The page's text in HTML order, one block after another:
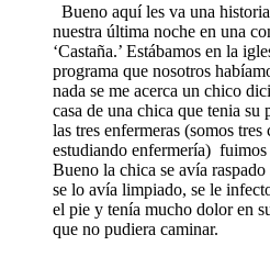
Bueno aquí les va una
nuestra última noche en una
‘Castaña.’ Estábamos en la
programa que nosotros
nada se me acerca un chico
casa de una chica que tenia su
las tres enfermeras (somos tres
estudiando enfermería)
Bueno la chica se avía
se lo avía limpiado, se le
el pie y tenía mucho dolor en
que no pudiera caminar.